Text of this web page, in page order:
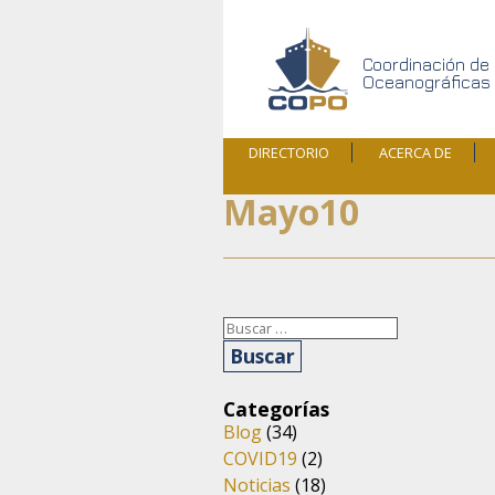
Coordinación
Oceanográficas
DIRECTORIO
ACERCA DE
ESTADÍSTICAS
OBJETIVOS
Mayo10
Buscar:
Categorías
Blog(34)
COVID19 (2)
Noticias (18)